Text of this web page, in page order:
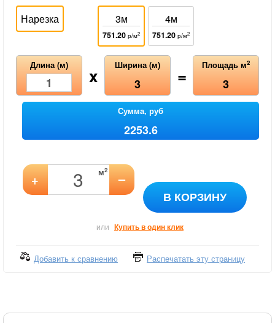
Нарезка
3м
751.20 р/м2
4м
751.20 р/м2
Длина (м) x Ширина (м)
3 = Площадь м2
3
Сумма, руб
2253.6
+ м2 –
В КОРЗИНУ
или Купить в один клик
Добавить к сравнению Распечатать эту страницу